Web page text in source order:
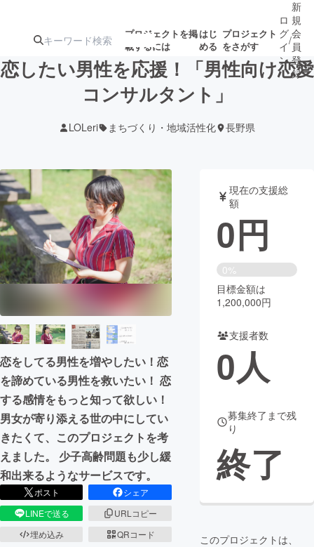
プロジェクトを掲
載するには
はじ
める
プロジェクト
をさがす
ターン
注目の新着プロ
ジェクト
募集終了が近いプ
ロジェクト
されます
アート・写真 音楽
テクノロジー・ガジェット ゲーム・サ
映像・映画 書籍・雑誌
ビジネス・起業 チャレンジ
まちづくり・地域活性化
CAMPFIRE for Social Good CAMPFIRE Creation
CAMPFIREふるさと納税 machi-ya
ロ
グ
イ
ン
/
新
規
会
員
登
録
恋したい男性を応援！「男性向け恋愛
コンサルタント」
LOLeri まちづくり・地域活性化 長野県
恋をしてる男性を増やしたい！恋
を諦めている男性を救いたい！ 恋
する感情をもっと知って欲しい！
男女が寄り添える世の中にしてい
きたくて、このプロジェクトを考
えました。 少子高齢問題も少し緩
和出来るようなサービスです。
ポスト
シェア
LINEで送る
URLコピー
埋め込み
QRコード
現在の支援総
額
0円
0%
目標金額は
1,200,000円
支援者数
0人
募集終了まで残
り
終了
このプロジェクトは、